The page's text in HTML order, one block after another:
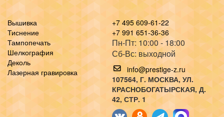
Вышивка
Тиснение
Тампопечать
Шелкография
Деколь
Лазерная гравировка
+7 495 609-61-22
+7 991 651-36-36
Пн-Пт: 10:00 - 18:00
Сб-Вс: выходной
info@prestige-z.ru
107564, Г. МОСКВА, УЛ.
КРАСНОБОГАТЫРСКАЯ, Д.
42, СТР. 1